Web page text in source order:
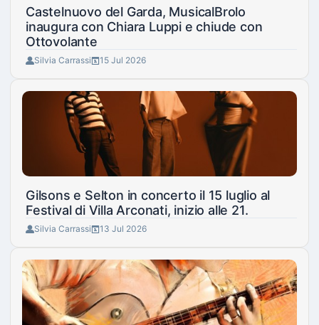
Castelnuovo del Garda, MusicalBrolo
inaugura con Chiara Luppi e chiude con
Ottovolante
Silvia Carrassi 15 Jul 2026
Gilsons e Selton in concerto il 15 luglio al
Festival di Villa Arconati, inizio alle 21.
Silvia Carrassi 13 Jul 2026